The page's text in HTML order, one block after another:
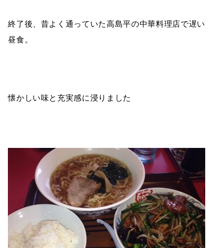
終了後、昔よく通っていた高島平の中華料理店で遅い
昼食。
懐かしい味と充実感に浸りました